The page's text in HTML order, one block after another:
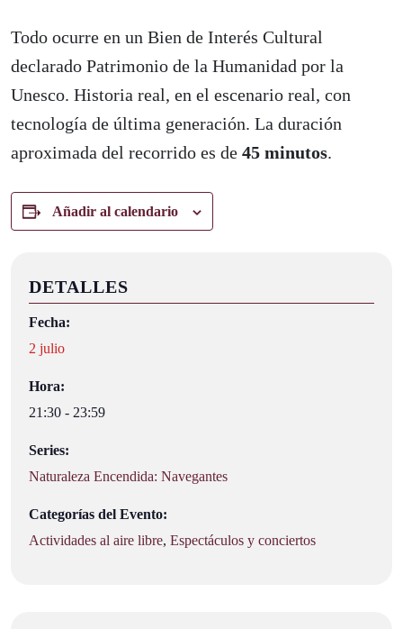
Todo ocurre en un Bien de Interés Cultural
declarado Patrimonio de la Humanidad por la
Unesco. Historia real, en el escenario real, con
tecnología de última generación. La duración
aproximada del recorrido es de 45 minutos.
Añadir al calendario
DETALLES
Fecha:
2 julio
Hora:
21:30 - 23:59
Series:
Naturaleza Encendida: Navegantes
Categorías del Evento:
Actividades al aire libre, Espectáculos y conciertos